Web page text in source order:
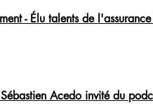
- Élu talents de
Acedo invité du